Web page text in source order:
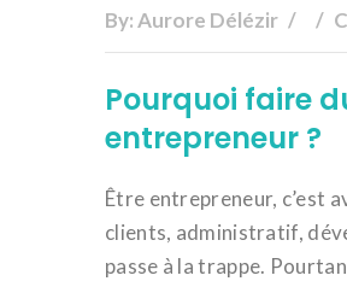
By:Aurore Délézir
Pourquoi faire
entrepreneur ?
Être entrepreneur, c’est
clients, administratif,
passe à la trappe.